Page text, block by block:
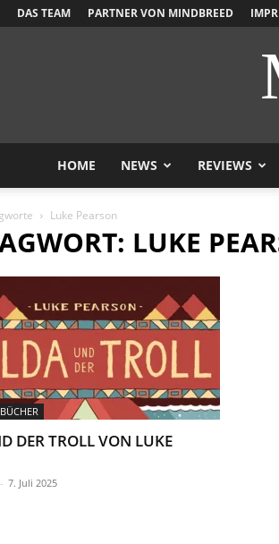
DAS TEAM PARTNER VON MINDBREED
HOME NEWS REVIEWS
Luke Pearson
LUKE
DER TROLL VON LUKE
- 7. Juli 2025